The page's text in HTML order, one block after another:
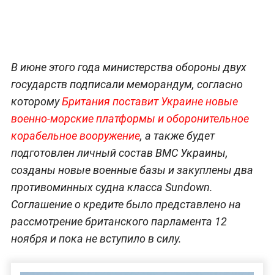
В июне этого года министерства обороны двух
государств подписали меморандум, согласно
которомуБритания поставит Украине новые
военно-морские платформы и оборонительное
корабельное вооружение, а также будет
подготовлен личный состав ВМС Украины,
созданы новые военные базы и закуплены два
противоминных судна класса Sundown.
Соглашение о кредите было представлено на
рассмотрение британского парламента 12
ноября и пока не вступило в силу.